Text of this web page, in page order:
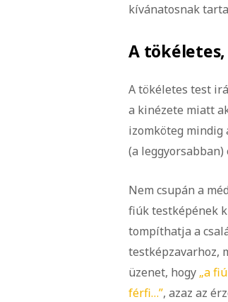
kívánatosnak
A
A tökéletes test
a kinézete miatt
izomköteg mindig
(a
Nem csupán a
fiúk testképének
tompíthatja a
testképzavarhoz,
üzenet, hogy „a
férfi…”, azaz az